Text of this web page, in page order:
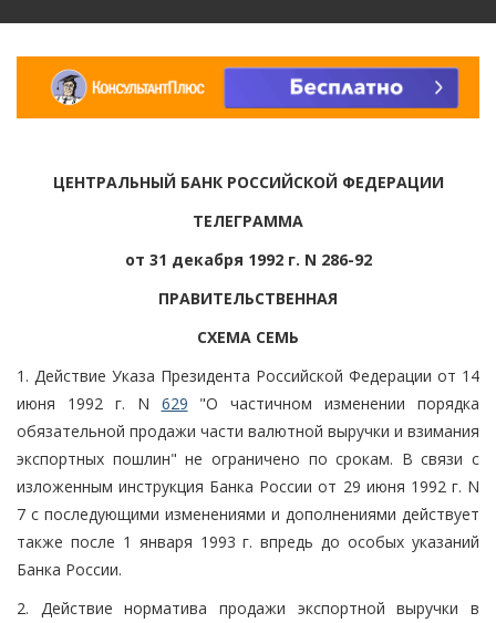
ЦЕНТРАЛЬНЫЙ БАНК РОССИЙСКОЙ ФЕДЕРАЦИИ
ТЕЛЕГРАММА
от 31 декабря 1992 г. N 286-92
ПРАВИТЕЛЬСТВЕННАЯ
СХЕМА СЕМЬ
1. Действие Указа Президента Российской Федерации от 14
июня 1992 г. N 629 "О частичном изменении порядка
обязательной продажи части валютной выручки и взимания
экспортных пошлин" не ограничено по срокам. В связи с
изложенным инструкция Банка России от 29 июня 1992 г. N
7 с последующими изменениями и дополнениями действует
также после 1 января 1993 г. впредь до особых указаний
Банка России.
2. Действие норматива продажи экспортной выручки в